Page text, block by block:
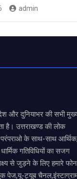
admin
देश और दुनियाभर की सभी
है। उत्तराखण्ड की लोक
परंपराओ के साथ-साथ आर्थिक,
गतिविधियों का सजग
से जुड़ने के लिए हमारे फोन
पेज,यू-ट्यूब